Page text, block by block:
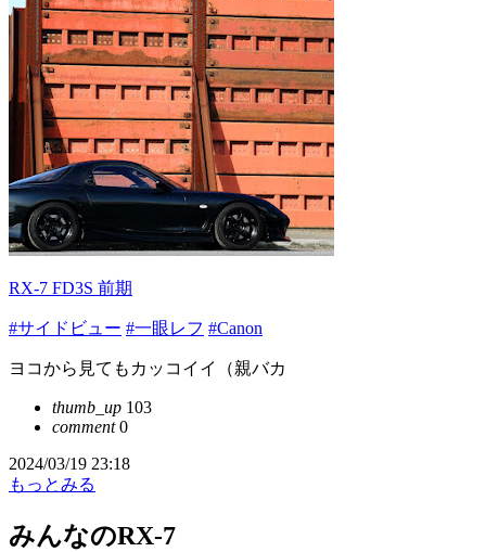
RX-7 FD3S 前期
#サイドビュー #一眼レフ #Canon
ヨコから見てもカッコイイ（親バカ
thumb_up 103
comment0
2024/03/19 23:18
もっとみる
みんなのRX-7